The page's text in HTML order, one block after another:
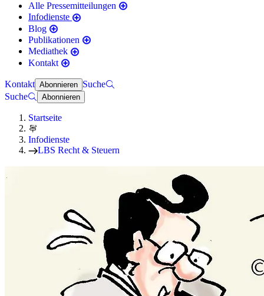
Alle Pressemitteilungen
Infodienste
Blog
Publikationen
Mediathek
Kontakt
Kontakt Abonnieren Suche
Suche
Abonnieren
Startseite
Infodienste
LBS Recht & Steuern